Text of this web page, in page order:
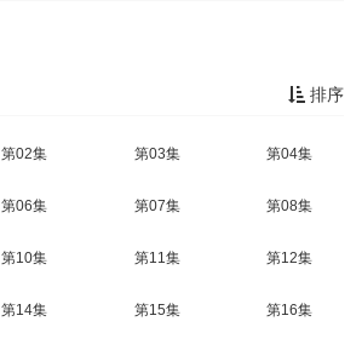
排序
第02集 第03集 第04集
第06集 第07集 第08集
第10集 第11集 第12集
第14集 第15集 第16集